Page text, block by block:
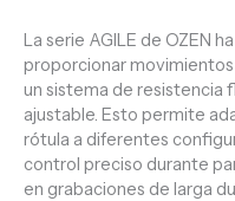
La serie AGILE de OZEN
proporcionar
un sistema de resistencia
ajustable. Esto permite
rótula a diferentes
control preciso durante
en grabaciones de larga